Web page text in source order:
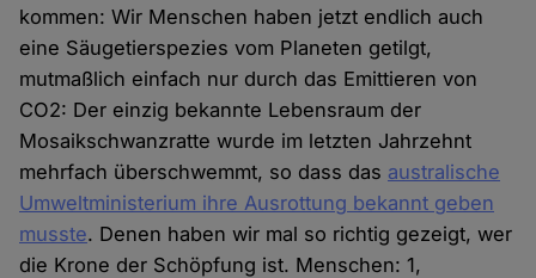
kommen: Wir Menschen haben jetzt endlich auch
eine Säugetierspezies vom Planeten getilgt,
mutmaßlich einfach nur durch das Emittieren von
CO2: Der einzig bekannte Lebensraum der
Mosaikschwanzratte wurde im letzten Jahrzehnt
mehrfach überschwemmt, so dass das australische
Umweltministerium ihre Ausrottung bekannt geben
musste. Denen haben wir mal so richtig gezeigt, wer
die Krone der Schöpfung ist. Menschen: 1,